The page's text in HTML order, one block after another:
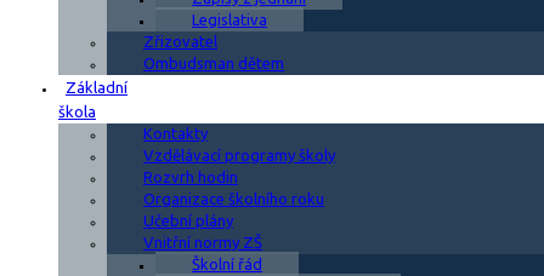
Legislativa
Zřizovatel
Ombudsman dětem
Základní
škola
Kontakty
Vzdělávací programy školy
Rozvrh hodin
Organizace školního roku
Učební plány
Vnitřní normy ZŠ
Školní řád